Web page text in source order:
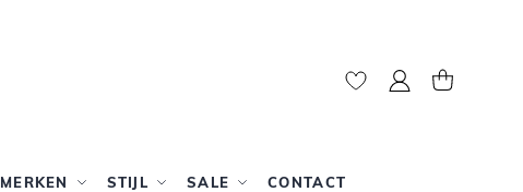
Mijn account
MERKEN STIJL SALE CONTACT